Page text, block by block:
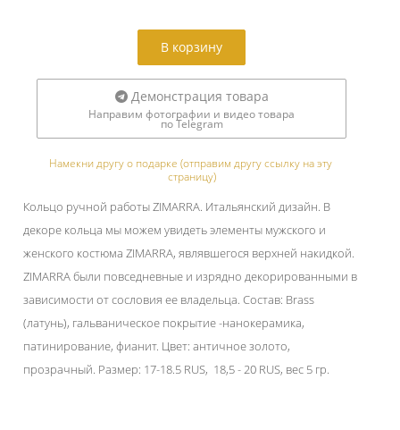
В корзину
Демонстрация товара
Направим фотографии и видео товара
по Telegram
Намекни другу о подарке (отправим другу ссылку на эту
страницу)
Кольцо ручной работы ZIMARRA. Итальянский дизайн. В
декоре кольца мы можем увидеть элементы мужского и
женского костюма ZIMARRA, являвшегося верхней накидкой.
ZIMARRA были повседневные и изрядно декорированными в
зависимости от сословия ее владельца. Состав: Brass
(латунь), гальваническое покрытие -нанокерамика,
патинирование, фианит. Цвет: античное золото,
прозрачный. Размер: 17-18.5 RUS, 18,5 - 20 RUS, вес 5 гр.